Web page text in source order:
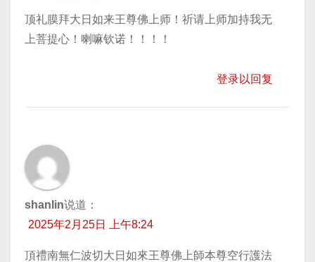
顶礼膜拜大日如来王尊佛上师！祈请上师加持我无
上菩提心！喇嘛钦诺！！！！
登录以回复
shanlin说道：
2025年2月25日 上午8:24
頂禮南無仁波切大日如來王尊佛上師本尊空行護法